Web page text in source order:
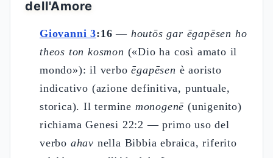
dell'Amore
Giovanni 3:16 — houtōs gar ēgapēsen ho
theos ton kosmon («Dio ha così amato il
mondo»): il verboēgapēsen è aoristo
indicativo (azione definitiva, puntuale,
storica). Il termine monogenē (unigenito)
richiama Genesi 22:2 — primo uso del
verbo ahav nella Bibbia ebraica, riferito